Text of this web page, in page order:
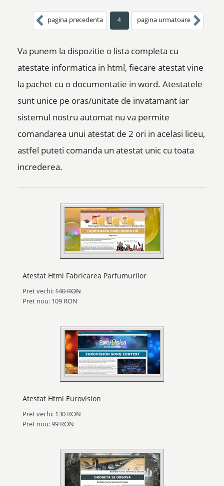
pagina precedenta 4 pagina urmatoare
Va punem la dispozitie o lista completa cu
atestate informatica in html, fiecare atestat vine
la pachet cu o documentatie in word. Atestatele
sunt unice pe oras/unitate de invatamant iar
sistemul nostru automat nu va permite
comandarea unui atestat de 2 ori in acelasi liceu,
astfel puteti comanda un atestat unic cu toata
increderea.
Atestat Html Fabricarea Parfumurilor
Pret vechi:140 RON
Pret nou: 109 RON
Atestat Html Eurovision
Pret vechi:130 RON
Pret nou: 99 RON